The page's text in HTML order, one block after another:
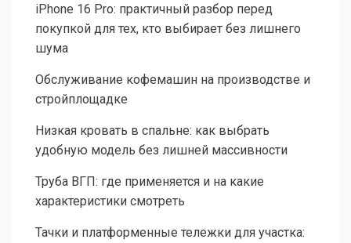
iPhone 16 Pro: практичный разбор перед
покупкой для тех, кто выбирает без лишнего
шума
Обслуживание кофемашин на производстве и
стройплощадке
Низкая кровать в спальне: как выбрать
удобную модель без лишней массивности
Труба ВГП: где применяется и на какие
характеристики смотреть
Тачки и платформенные тележки для участка: